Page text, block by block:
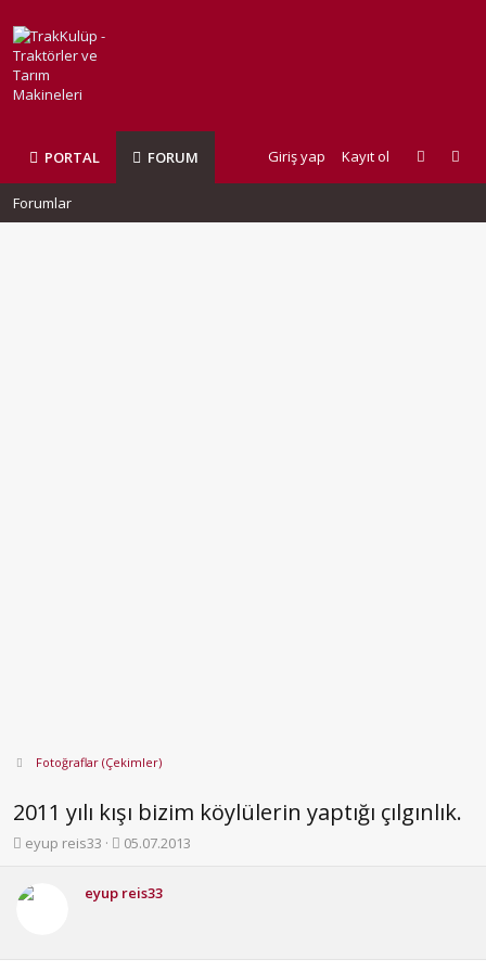
PORTAL FORUM Giriş yap Kayıt ol
Forumlar
Fotoğraflar (Çekimler)
2011 yılı kışı bizim köylülerin yaptığı çılgınlık.
K
b
u
eyup reis33
B
l
g
05.07.2013
eyup reis33